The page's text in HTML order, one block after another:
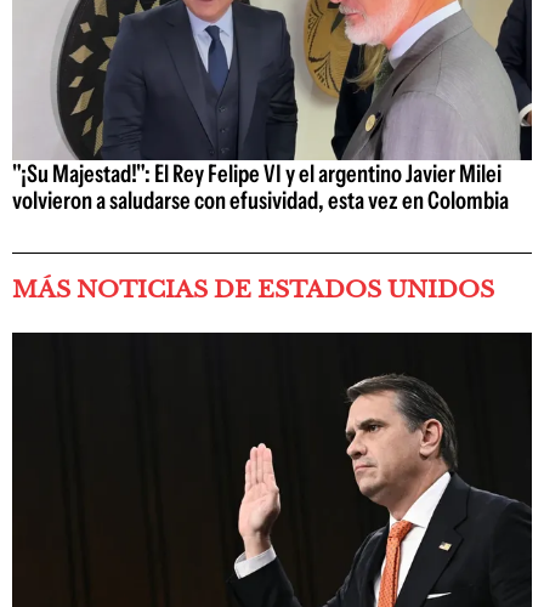
"¡Su Majestad!": El Rey Felipe VI y el argentino Javier Milei
volvieron a saludarse con efusividad, esta vez en Colombia
MÁS NOTICIAS DE ESTADOS UNIDOS